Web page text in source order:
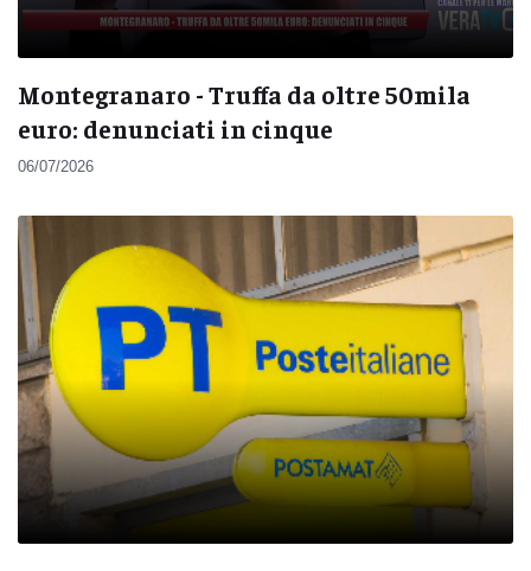
Montegranaro - Truffa da oltre 50mila
euro: denunciati in cinque
06/07/2026